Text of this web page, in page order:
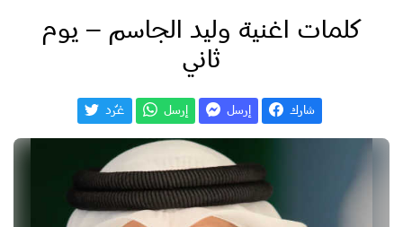
كلمات اغنية وليد الجاسم – يوم
ثاني
شارك إرسل إرسل غـّرد